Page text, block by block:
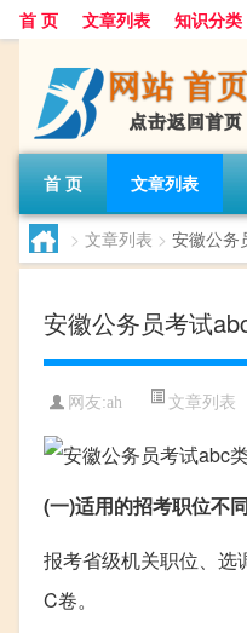
首 页 文章列表 知识分类
首 页 文章列表
> 文章列表 > 安徽公务
安徽公务员考试
网友:ah 文章列表
(一)适用的招考职位不同
报考省级机关职位、选
C卷。